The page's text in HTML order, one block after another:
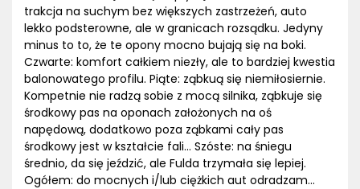
trakcja na suchym bez większych zastrzeżeń, auto
lekko podsterowne, ale w granicach rozsądku. Jedyny
minus to to, że te opony mocno bujają się na boki.
Czwarte: komfort całkiem niezły, ale to bardziej kwestia
balonowatego profilu. Piąte: ząbkuą się niemiłosiernie.
Kompetnie nie radzą sobie z mocą silnika, ząbkuje się
środkowy pas na oponach założonych na oś
napędową, dodatkowo poza ząbkami cały pas
środkowy jest w kształcie fali... Szóste: na śniegu
średnio, da się jeździć, ale Fulda trzymała się lepiej.
Ogółem: do mocnych i/lub ciężkich aut odradzam...